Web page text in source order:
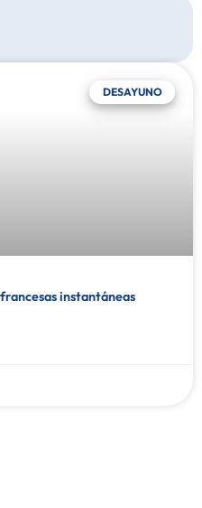
DESAYUNO
instantáneas